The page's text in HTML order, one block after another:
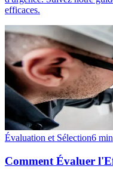
efficaces.
Évaluation et Sélection6 min
Comment Évaluer